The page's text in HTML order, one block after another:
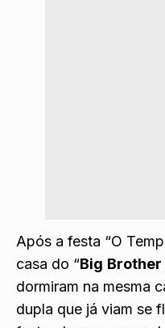
Após a festa “O
casa do “Big Brother
dormiram na mesma
dupla que já viam se